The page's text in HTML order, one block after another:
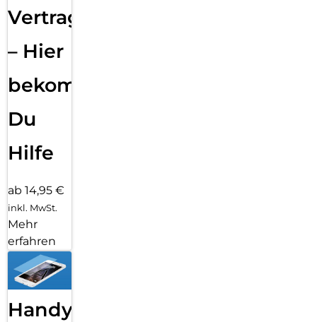
Vertragsabwicklung
– Hier
bekommst
Du
Hilfe
ab 14,95 €
inkl. MwSt.
Mehr
erfahren
Handy